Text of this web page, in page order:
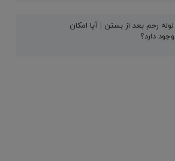
لوله رحم بعد از بستن | آیا امکان
دارد؟